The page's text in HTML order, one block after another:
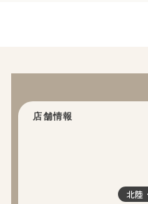
店舗情報
北陸